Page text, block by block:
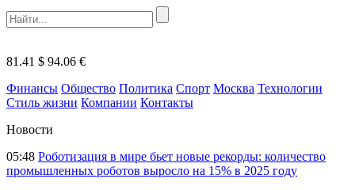
81.41 $ 94.06 €
Финансы Общество Политика Спорт Москва Технологии
Стиль жизни Компании Контакты
Новости
05:48 Роботизация в мире бьет новые рекорды: количество
промышленных роботов выросло на 15% в 2025 году